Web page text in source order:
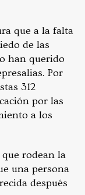
que a la falta
de las
han querido
Por
312
por las
a los
rodean la
una persona
después